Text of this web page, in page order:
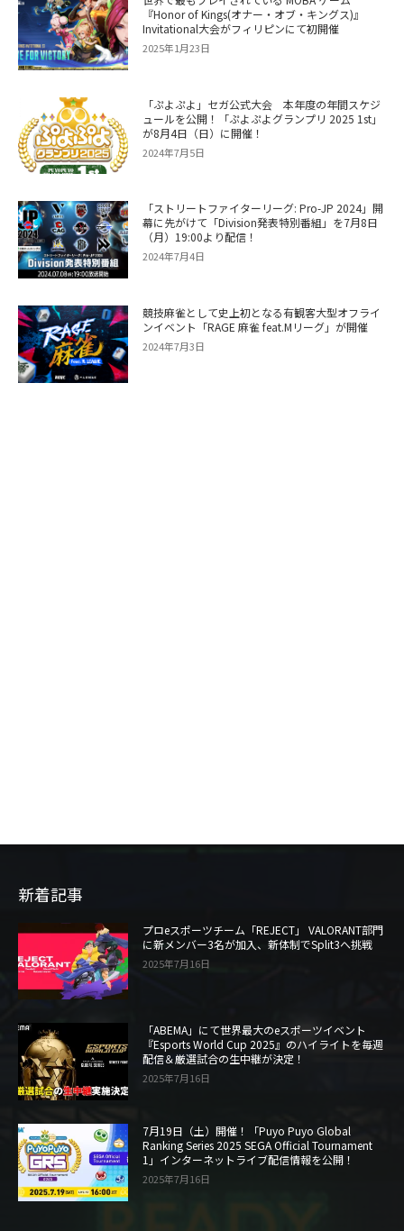
『Honor of Kings(オナー・オブ・キングス)』
Invitational大会がフィリピンにて初開催
2025年1月23日
「ぷよぷよ」セガ公式大会 本年度の年間スケジ
ュールを公開！「ぷよぷよグランプリ 2025 1st」
が8月4日（日）に開催！
2024年7月5日
「ストリートファイターリーグ: Pro-JP 2024」開
幕に先がけて「Division発表特別番組」を7月8日
（月）19:00より配信！
2024年7月4日
競技麻雀として史上初となる有観客大型オフライ
ンイベント「RAGE 麻雀 feat.Mリーグ」が開催
2024年7月3日
新着記事
プロeスポーツチーム「REJECT」 VALORANT部門
に新メンバー3名が加入、新体制でSplit3へ挑戦
2025年7月16日
「ABEMA」にて世界最大のeスポーツイベント
『Esports World Cup 2025』のハイライトを毎週
配信＆厳選試合の生中継が決定！
2025年7月16日
7月19日（土）開催！「Puyo Puyo Global
Ranking Series 2025 SEGA Official Tournament
1」インターネットライブ配信情報を公開！
2025年7月16日